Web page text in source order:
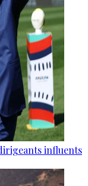
influents